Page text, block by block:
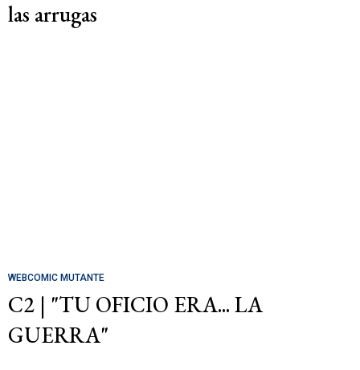
las arrugas
WEBCOMIC MUTANTE
C2 | "TU OFICIO ERA... LA
GUERRA"